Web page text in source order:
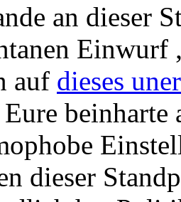
an dieser
Einwurf
auf dieses
beinharte
dieser